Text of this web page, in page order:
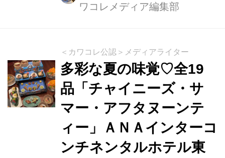
も、新しいスタイルのカフェやバーが
介するのは“非日常”空間で味わう至福
のスイーツとお酒の時間が楽しめる横
浜の【Constellation.】昼はどなたでも
楽しめるスイーツカフェバー。夜にな
ると完全会員制のパフェバーへと変貌
する知る人ぞ知るバーで、美酒はもち
ろん、一流の職人が四季折々のフルー
ツや素材を使ったスイーツやパフェが
ワコレメディア編集部
＜カワコレ公認＞メディアライター
多彩な夏の味覚♡全19
品「チャイニーズ・サ
マー・アフタヌーンテ
ィー」ＡＮＡインターコ
ンチネンタルホテル東